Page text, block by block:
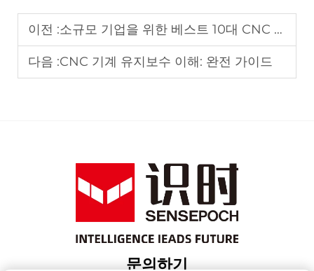
이전 :소규모 기업을 위한 베스트 10대 CNC 기계: 구매 가이드
다음 :CNC 기계 유지보수 이해: 완전 가이드
문의하기